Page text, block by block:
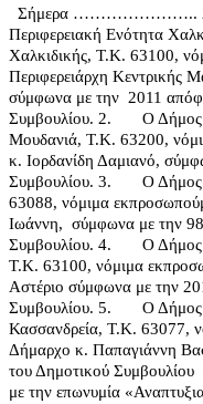
Σήμερα …………………..
Περιφερειακή Ενότητα
Χαλκιδικής, Τ.Κ. 63100,
Περιφερειάρχη Κεντρικής
σύμφωνα με την 2011
Συμβουλίου. 2.
Ο Δήμος
Μουδανιά, Τ.Κ. 63200,
κ. Ιορδανίδη Δαμιανό,
Συμβουλίου. 3.
Ο Δήμος
63088, νόμιμα
Ιωάννη, σύμφωνα με την
Συμβουλίου. 4.
Ο Δήμος
Τ.Κ. 63100, νόμιμα
Αστέριο σύμφωνα με την
Συμβουλίου. 5.
Ο Δήμος
Κασσανδρεία, Τ.Κ. 63077,
Δήμαρχο κ. Παπαγιάννη
του Δημοτικού Συμβουλίου
με την επωνυμία «